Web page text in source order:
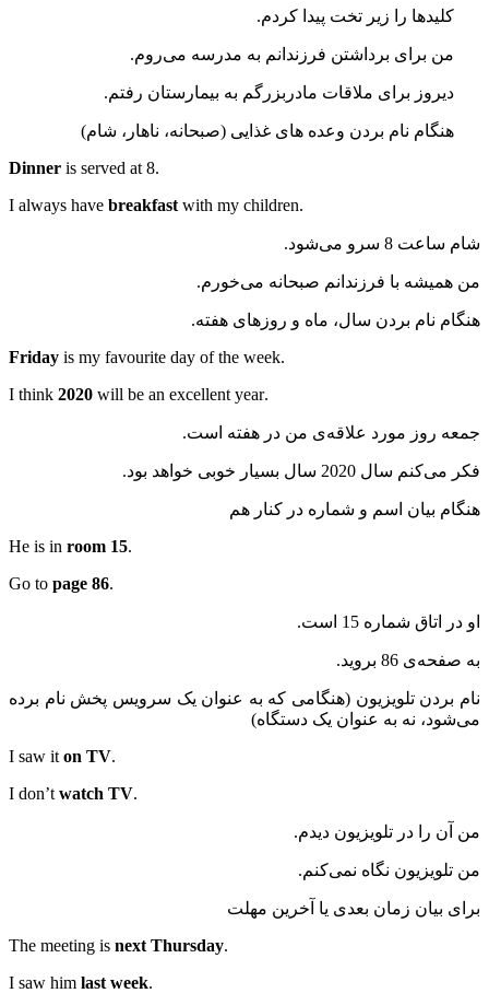
کلیدها را زیر تخت پیدا کردم.
من برای برداشتن فرزندانم به مدرسه می‌روم.
دیروز برای ملاقات مادربزرگم به بیمارستان رفتم.
هنگام نام بردن وعده های غذایی (صبحانه، ناهار، شام)
.
Dinner is served at 8
.I always have
breakfast with my children
شام ساعت 8 سرو می‌شود.
من همیشه با فرزندانم صبحانه می‌خورم.
هنگام نام بردن سال، ماه و روزهای هفته.
.
Friday is my favourite day of the week
.I think
2020 will be an excellent year
جمعه روز مورد علاقه‌ی من در هفته است.
فکر می‌کنم سال 2020 سال بسیار خوبی خواهد بود.
هنگام بیان اسم و شماره در کنار هم
.He is in
room 15
.Go to
page 86
او در اتاق شماره 15 است.
به صفحه‌ی 86 بروید.
نام بردن تلویزیون (هنگامی که به عنوان یک سرویس پخش نام برده
می‌شود، نه به عنوان یک دستگاه)
.I saw it
on TV
.I don’t
watch TV
من آن را در تلویزیون دیدم.
من تلویزیون نگاه نمی‌کنم.
برای بیان زمان بعدی یا آخرین مهلت
.The meeting is
next Thursday
.I saw him
last week